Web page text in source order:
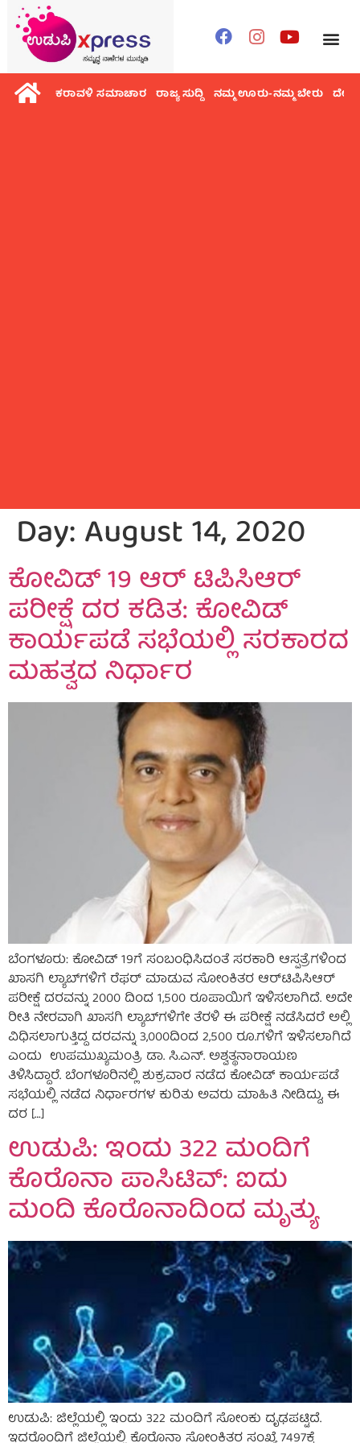
ಕರಾವಳಿ ಸಮಾಚಾರ ರಾಜ್ಯ ಸುದ್ದಿ ನಮ್ಮ ಊರು-ನಮ್ಮ ಬೇರು ದೇಶ
Day:August 14, 2020
ಕೋವಿಡ್ 19 ಆರ್‌ ಟಿಪಿಸಿಆರ್
ಪರೀಕ್ಷೆ ದರ ಕಡಿತ: ಕೋವಿಡ್
ಕಾರ್ಯಪಡೆ ಸಭೆಯಲ್ಲಿ ಸರಕಾರದ
ಮಹತ್ವದ ನಿರ್ಧಾರ
ಬೆಂಗಳೂರು: ಕೋವಿಡ್ 19ಗೆ ಸಂಬಂಧಿಸಿದಂತೆ ಸರಕಾರಿ ಆಸ್ಪತ್ರೆಗಳಿಂದ
ಖಾಸಗಿ ಲ್ಯಾಬ್‌ಗಳಿಗೆ ರೆಫರ್ ಮಾಡುವ ಸೋಂಕಿತರ ಆರ್‌ಟಿಪಿಸಿಆರ್
ಪರೀಕ್ಷೆ ದರವನ್ನು 2000 ದಿಂದ 1,500 ರೂಪಾಯಿಗೆ ಇಳಿಸಲಾಗಿದೆ. ಅದೇ
ರೀತಿ ನೇರವಾಗಿ ಖಾಸಗಿ ಲ್ಯಾಬ್‌ಗಳಿಗೇ ತೆರಳಿ ಈ ಪರೀಕ್ಷೆ ನಡೆಸಿದರೆ ಅಲ್ಲಿ
ವಿಧಿಸಲಾಗುತ್ತಿದ್ದ ದರವನ್ನು 3,000ದಿಂದ 2,500 ರೂ.ಗಳಿಗೆ ಇಳಿಸಲಾಗಿದೆ
ಎಂದು ಉಪಮುಖ್ಯಮಂತ್ರಿ ಡಾ. ಸಿ.ಎನ್. ಅಶ್ವತ್ಥನಾರಾಯಣ
ತಿಳಿಸಿದ್ದಾರೆ. ಬೆಂಗಳೂರಿನಲ್ಲಿ ಶುಕ್ರವಾರ ನಡೆದ ಕೋವಿಡ್ ಕಾರ್ಯಪಡೆ
ಸಭೆಯಲ್ಲಿ ನಡೆದ ನಿರ್ಧಾರಗಳ ಕುರಿತು ಅವರು ಮಾಹಿತಿ ನೀಡಿದ್ದು, ಈ
ದರ […]
ಉಡುಪಿ: ಇಂದು 322 ಮಂದಿಗೆ
ಕೊರೊನಾ ಪಾಸಿಟಿವ್: ಐದು
ಮಂದಿ ಕೊರೊನಾದಿಂದ ಮೃತ್ಯು
ಉಡುಪಿ: ಜಿಲ್ಲೆಯಲ್ಲಿ ಇಂದು 322 ಮಂದಿಗೆ ಸೋಂಕು ದೃಢಪಟ್ಟಿದೆ.